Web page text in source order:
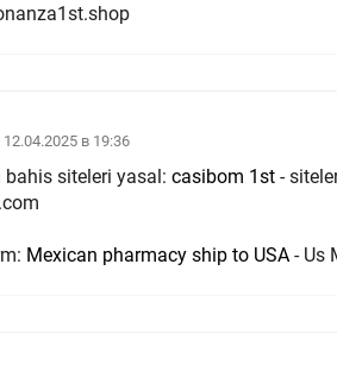
12.04.2025 в 19:36
bahis siteleri yasal: casibom 1st -
Mexican pharmacy ship to USA - Us